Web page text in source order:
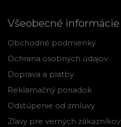
Všeobecné informácie
Obchodné podmienky
Ochrana osobných údajov
Doprava a platby
Reklamačný poriadok
Odstúpenie od zmluvy
Zľavy pre verných zákazníkov